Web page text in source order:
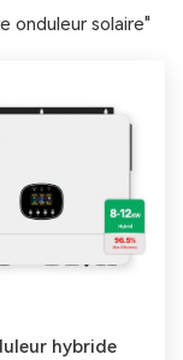
onduleur solaire"
hybride